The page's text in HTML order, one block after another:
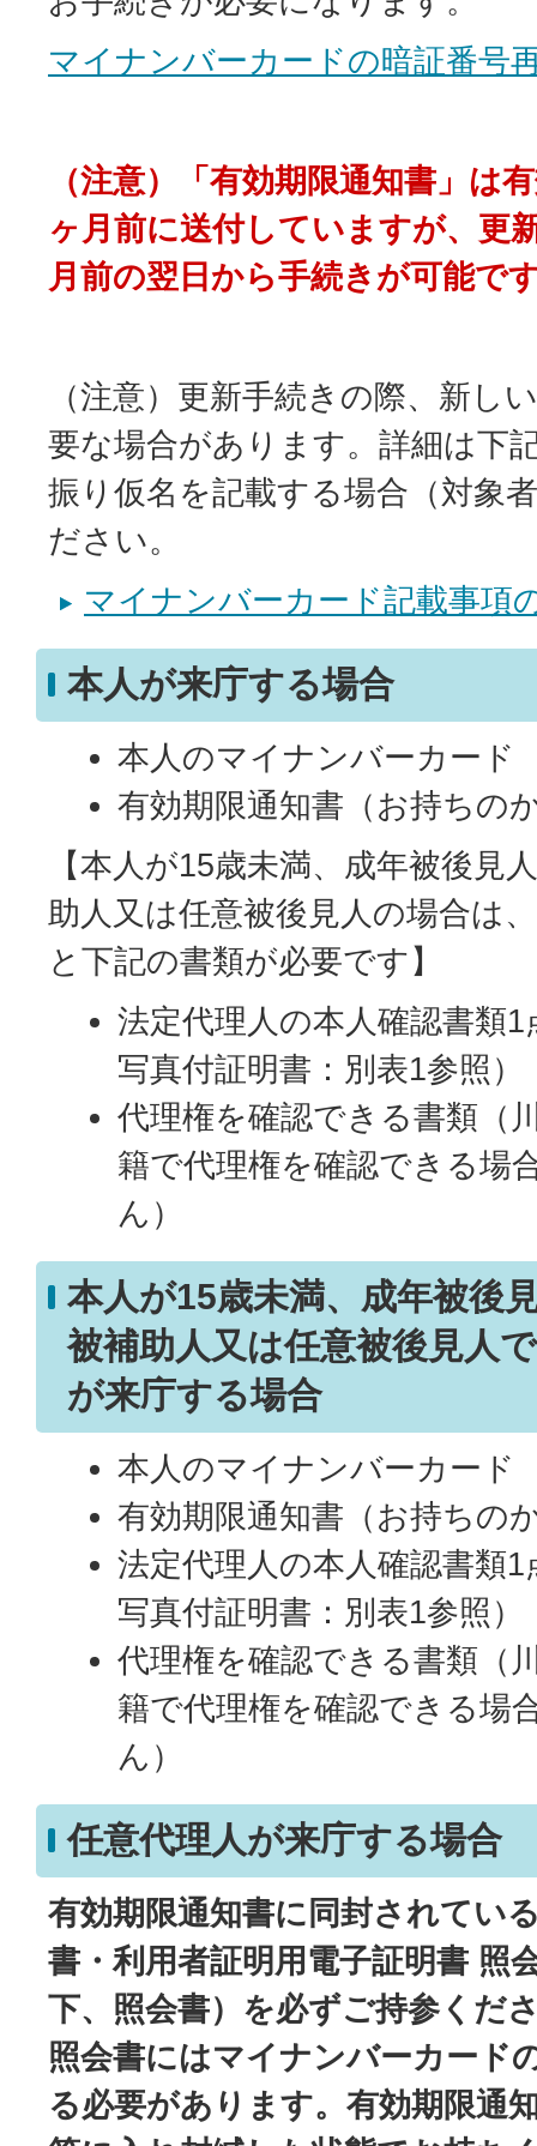
マイナンバーカードの暗証番号
（注意）「有効期限通知書」は
ヶ月前に送付していますが、更
月前の翌日から手続きが可能で
（注意）更新手続きの際、新し
要な場合があります。詳細は下
振り仮名を記載する場合（対象
ださい。
マイナンバーカード記載事項
本人が来庁する場合
本人のマイナンバーカード
有効期限通知書（お持ちの
【本人が15歳未満、成年被後見
助人又は任意被後見人の場合は
と下記の書類が必要です】
法定代理人の本人確認書類
写真付証明書：別表1参照）
代理権を確認できる書類（
籍で代理権を確認できる場
ん）
本人が15歳未満、成年被後
被補助人又は任意被後見人
が来庁する場合
本人のマイナンバーカード
有効期限通知書（お持ちの
法定代理人の本人確認書類
写真付証明書：別表1参照）
代理権を確認できる書類（
籍で代理権を確認できる場
ん）
任意代理人が来庁する場合
有効期限通知書に同封されてい
書・利用者証明用電子証明書 照
下、照会書）を必ずご持参くだ
照会書にはマイナンバーカード
る必要があります。有効期限通